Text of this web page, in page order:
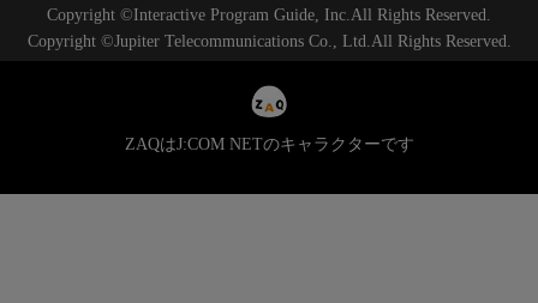
Copyright ©Interactive Program Guide, Inc.All Rights Reserved.
Copyright ©Jupiter Telecommunications Co., Ltd.All Rights Reserved.
ZAQはJ:COM NETのキャラクターです